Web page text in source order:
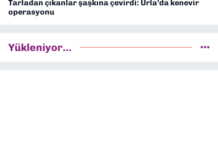
Tarladan çıkanlar şaşkına çevirdi: Urla’da kenevir
operasyonu
Yükleniyor...